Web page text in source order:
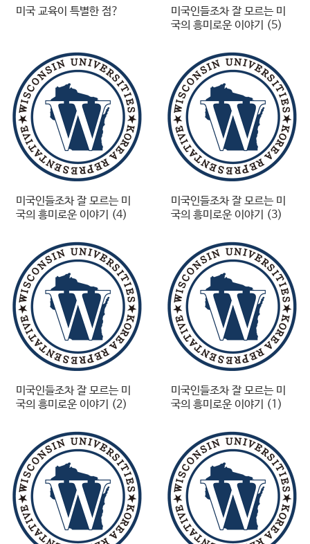
미국 교육이 특별한 점?
미국인들조차 잘 모르는 미
국의 흥미로운 이야기 (5)
미국인들조차 잘 모르는 미
국의 흥미로운 이야기 (4)
미국인들조차 잘 모르는 미
국의 흥미로운 이야기 (3)
미국인들조차 잘 모르는 미
국의 흥미로운 이야기 (2)
미국인들조차 잘 모르는 미
국의 흥미로운 이야기 (1)